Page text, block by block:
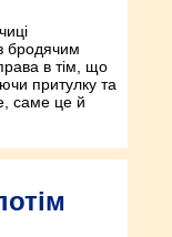
бродячим
в тім, що
притулку та
саме це й